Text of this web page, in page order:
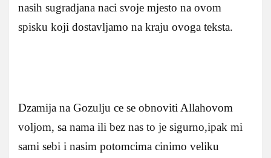
nasih sugradjana naci svoje mjesto na ovom
spisku koji dostavljamo na kraju ovoga teksta.
Dzamija na Gozulju ce se obnoviti Allahovom
voljom, sa nama ili bez nas to je sigurno,ipak mi
sami sebi i nasim potomcima cinimo veliku